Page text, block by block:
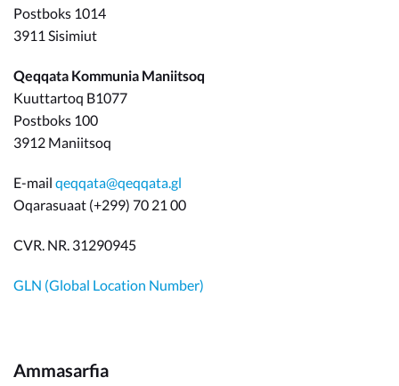
Postboks 1014
3911 Sisimiut
Qeqqata Kommunia Maniitsoq
Kuuttartoq B1077
Postboks 100
3912 Maniitsoq
E-mail qeqqata@qeqqata.gl
Oqarasuaat (+299) 70 21 00
CVR. NR. 31290945
GLN (Global Location Number)
Ammasarfia